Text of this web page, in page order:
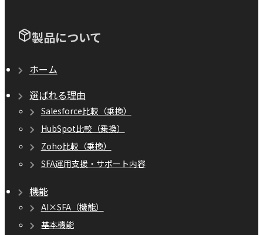
製品について
ホーム
選ばれる理由
Salesforce比較（乗換）
HubSpot比較（乗換）
Zoho比較（乗換）
SFA運用支援・サポート内容
機能
AI×SFA（機能）
基本機能